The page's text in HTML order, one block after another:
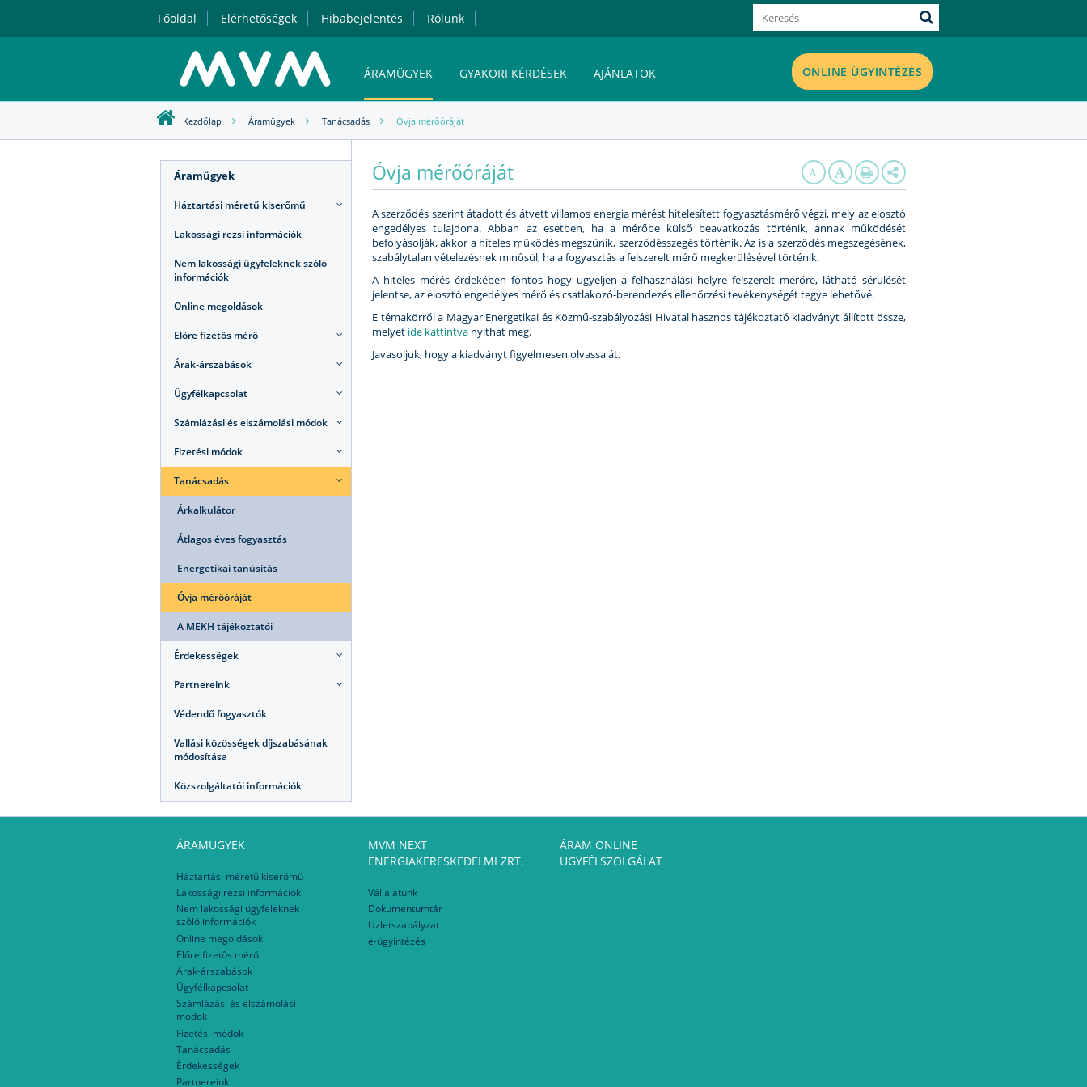
Főoldal Elérhetőségek Hibabejelentés Rólunk
ÁRAMÜGYEK GYAKORI KÉRDÉSEK AJÁNLATOK
MVM NEXT ENERGIAKERESKEDELMI ZRT.
ONLINE ÜGYINTÉZÉS
Kezdőlap Áramügyek Tanácsadás Óvja mérőóráját
Áramügyek
Háztartási méretű kiserőmű
Lakossági rezsi információk
Nem lakossági ügyfeleknek szóló
információk
Online megoldások
Előre fizetős mérő
Árak-árszabások
Ügyfélkapcsolat
Számlázási és elszámolási módok
Fizetési módok
Tanácsadás
Árkalkulátor
Átlagos éves fogyasztás
Energetikai tanúsítás
Óvja mérőóráját
A MEKH tájékoztatói
Érdekességek
Partnereink
Védendő fogyasztók
Vallási közösségek díjszabásának
módosítása
Közszolgáltatói információk
Óvja mérőóráját
A szerződés szerint átadott és átvett villamos energia mérést hitelesített fogyasztásmérő végzi, mely az elosztó
engedélyes tulajdona. Abban az esetben, ha a mérőbe külső beavatkozás történik, annak működését
befolyásolják, akkor a hiteles működés megszűnik, szerződésszegés történik. Az is a szerződés megszegésének,
szabálytalan vételezésnek minősül, ha a fogyasztás a felszerelt mérő megkerülésével történik.
A hiteles mérés érdekében fontos hogy ügyeljen a felhasználási helyre felszerelt mérőre, látható sérülését
jelentse, az elosztó engedélyes mérő és csatlakozó-berendezés ellenőrzési tevékenységét tegye lehetővé.
E témakörről a Magyar Energetikai és Közmű-szabályozási Hivatal hasznos tájékoztató kiadványt állított össze,
melyet ide kattintva nyithat meg.
Javasoljuk, hogy a kiadványt figyelmesen olvassa át.
ÁRAMÜGYEK
Háztartási méretű kiserőmű
Lakossági rezsi információk
Nem lakossági ügyfeleknek
szóló információk
Online megoldások
Előre fizetős mérő
Árak-árszabások
Ügyfélkapcsolat
Számlázási és elszámolási
módok
Fizetési módok
Tanácsadás
Érdekességek
Partnereink
MVM NEXT
ENERGIAKERESKEDELMI ZRT.
Vállalatunk
Dokumentumtár
Üzletszabályzat
e-ügyintézés
ÁRAM ONLINE
ÜGYFÉLSZOLGÁLAT